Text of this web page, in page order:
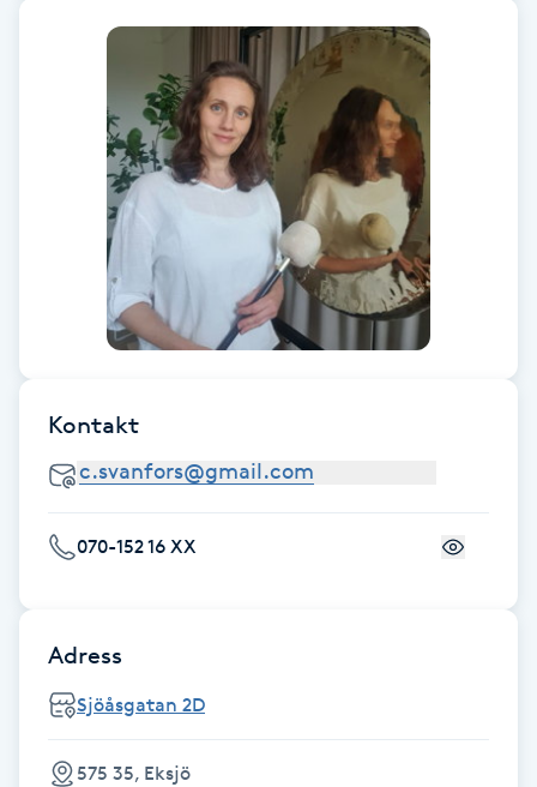
Faceliftmassage
Fet hårbotten
Fettreducering
Fillers
Fotmassage
Fotsvamp
Fransar
Fransborttagning
Kontakt
070-152 16 XX
Adress
Sjöåsgatan 2D
575 35, Eksjö